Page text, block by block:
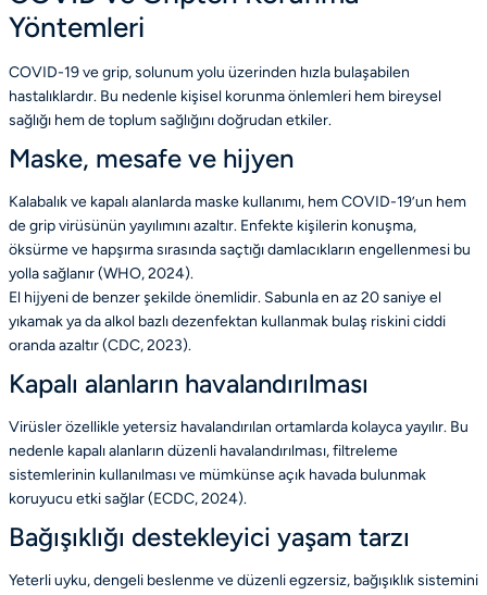
Yöntemleri
COVID-19 ve grip, solunum yolu üzerinden hızla bulaşabilen
hastalıklardır. Bu nedenle kişisel korunma önlemleri hem bireysel
sağlığı hem de toplum sağlığını doğrudan etkiler.
Maske, mesafe ve hijyen
Kalabalık ve kapalı alanlarda maske kullanımı, hem COVID-19’un hem
de grip virüsünün yayılımını azaltır. Enfekte kişilerin konuşma,
öksürme ve hapşırma sırasında saçtığı damlacıkların engellenmesi bu
yolla sağlanır (WHO, 2024).
El hijyeni de benzer şekilde önemlidir. Sabunla en az 20 saniye el
yıkamak ya da alkol bazlı dezenfektan kullanmak bulaş riskini ciddi
oranda azaltır (CDC, 2023).
Kapalı alanların havalandırılması
Virüsler özellikle yetersiz havalandırılan ortamlarda kolayca yayılır. Bu
nedenle kapalı alanların düzenli havalandırılması, filtreleme
sistemlerinin kullanılması ve mümkünse açık havada bulunmak
koruyucu etki sağlar (ECDC, 2024).
Bağışıklığı destekleyici yaşam tarzı
Yeterli uyku, dengeli beslenme ve düzenli egzersiz, bağışıklık sistemini